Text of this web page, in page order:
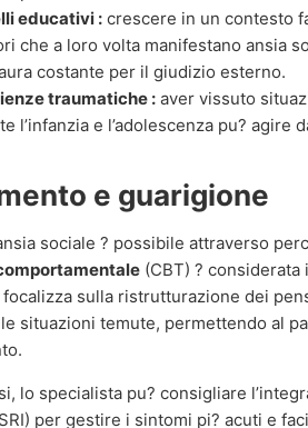
educativi : crescere in un contesto
che a loro volta manifestano ansia
costante per il giudizio esterno.
traumatiche : aver vissuto
l’infanzia e l’adolescenza pu? agire
e guarigione
sociale ? possibile attraverso
(CBT) ?
sulla ristrutturazione dei
situazioni temute, permettendo al
lo specialista pu? consigliare
per gestire i sintomi pi? acuti e